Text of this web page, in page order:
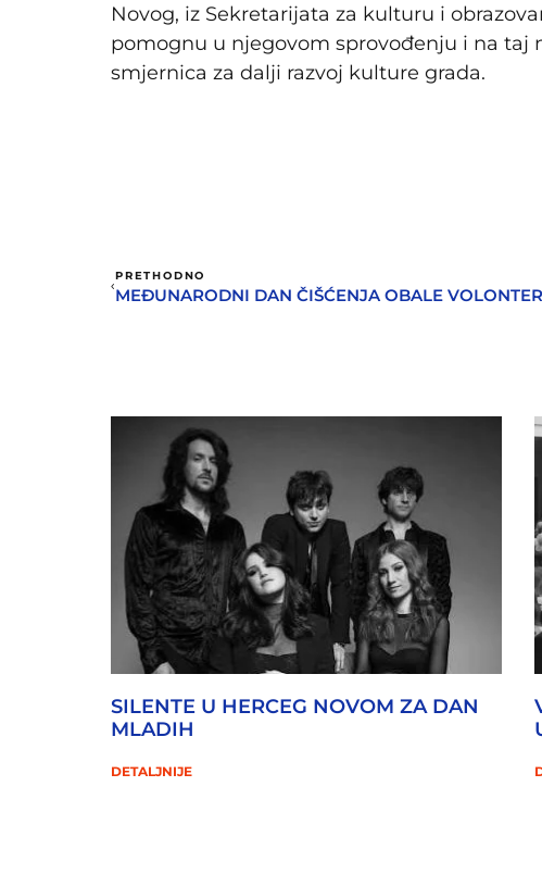
Novog, iz Sekretarijata za kulturu i
pomognu u njegovom sprovođenju i na taj
smjernica za dalji razvoj kulture grada.
PRETHODNO
SILENTE U HERCEG NOVOM ZA DAN
MLADIH
DETALJNIJE